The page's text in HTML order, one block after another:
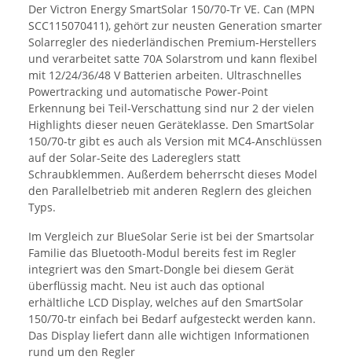
Der Victron Energy SmartSolar 150/70-Tr VE. Can (MPN
SCC115070411), gehört zur neusten Generation smarter
Solarregler des niederländischen Premium-Herstellers
und verarbeitet satte 70A Solarstrom und kann flexibel
mit 12/24/36/48 V Batterien arbeiten. Ultraschnelles
Powertracking und automatische Power-Point
Erkennung bei Teil-Verschattung sind nur 2 der vielen
Highlights dieser neuen Geräteklasse. Den SmartSolar
150/70-tr gibt es auch als Version mit MC4-Anschlüssen
auf der Solar-Seite des Ladereglers statt
Schraubklemmen. Außerdem beherrscht dieses Model
den Parallelbetrieb mit anderen Reglern des gleichen
Typs.
Im Vergleich zur BlueSolar Serie ist bei der Smartsolar
Familie das Bluetooth-Modul bereits fest im Regler
integriert was den Smart-Dongle bei diesem Gerät
überflüssig macht. Neu ist auch das optional
erhältliche LCD Display, welches auf den SmartSolar
150/70-tr einfach bei Bedarf aufgesteckt werden kann.
Das Display liefert dann alle wichtigen Informationen
rund um den Regler